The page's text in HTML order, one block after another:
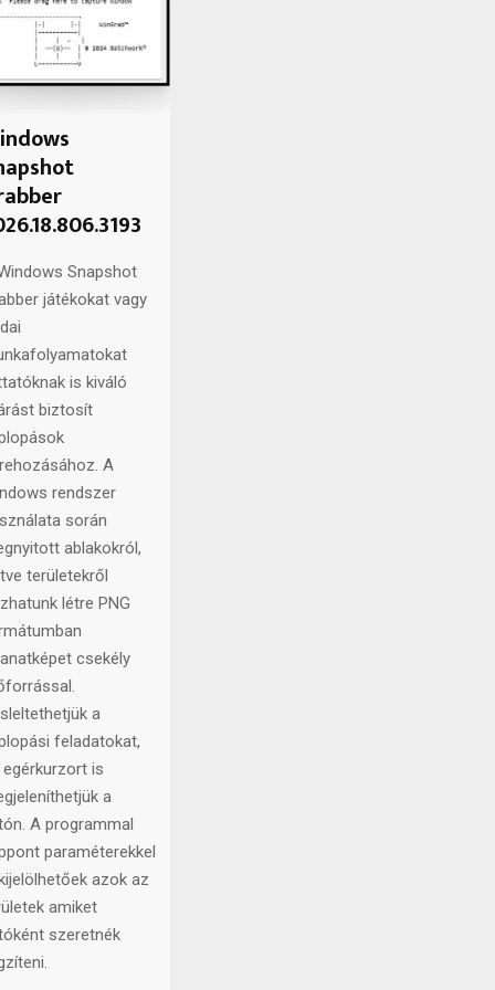
Snapshot
játékokat vagy
is kiváló
biztosít
A
rendszer
során
ablakokról,
területekről
létre PNG
csekély
a
feladatokat,
is
a
A programmal
paraméterekkel
azok az
amiket